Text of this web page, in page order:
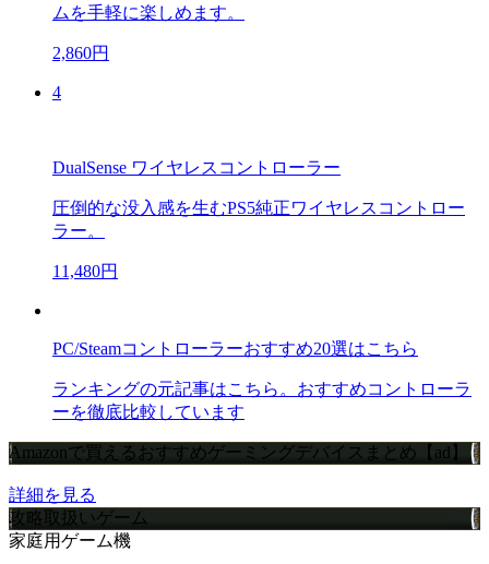
ムを手軽に楽しめます。
2,860円
4
DualSense ワイヤレスコントローラー
圧倒的な没入感を生むPS5純正ワイヤレスコントロー
ラー。
11,480円
PC/Steamコントローラーおすすめ20選はこちら
ランキングの元記事はこちら。おすすめコントローラ
ーを徹底比較しています
Amazonで買えるおすすめゲーミングデバイスまとめ【ad】
詳細を見る
攻略取扱いゲーム
家庭用ゲーム機